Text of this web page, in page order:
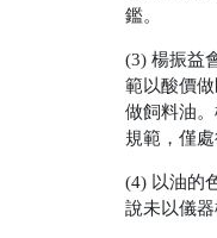
鑑。
(3) 楊振益
範以酸價
做飼料油
規範，僅處
(4) 以油的
說未以儀